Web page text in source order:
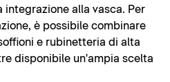
alla vasca. Per
è possibile combinare
e rubinetteria di alta
disponibile un'ampia scelta